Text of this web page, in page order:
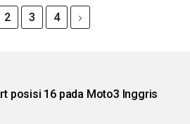
2 3 4
posisi 16 pada Moto3 Inggris